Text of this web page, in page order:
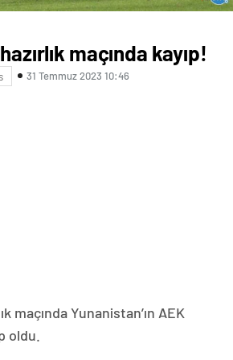
maçında kayıp!
31 Temmuz 2023 10:46
maçında Yunanistan’ın AEK
oldu.